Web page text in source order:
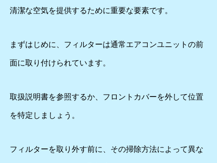
清潔な空気を提供するために重要な要素です。
まずはじめに、フィルターは通常エアコンユニットの前
面に取り付けられています。
取扱説明書を参照するか、フロントカバーを外して位置
を特定しましょう。
フィルターを取り外す前に、その掃除方法によって異な